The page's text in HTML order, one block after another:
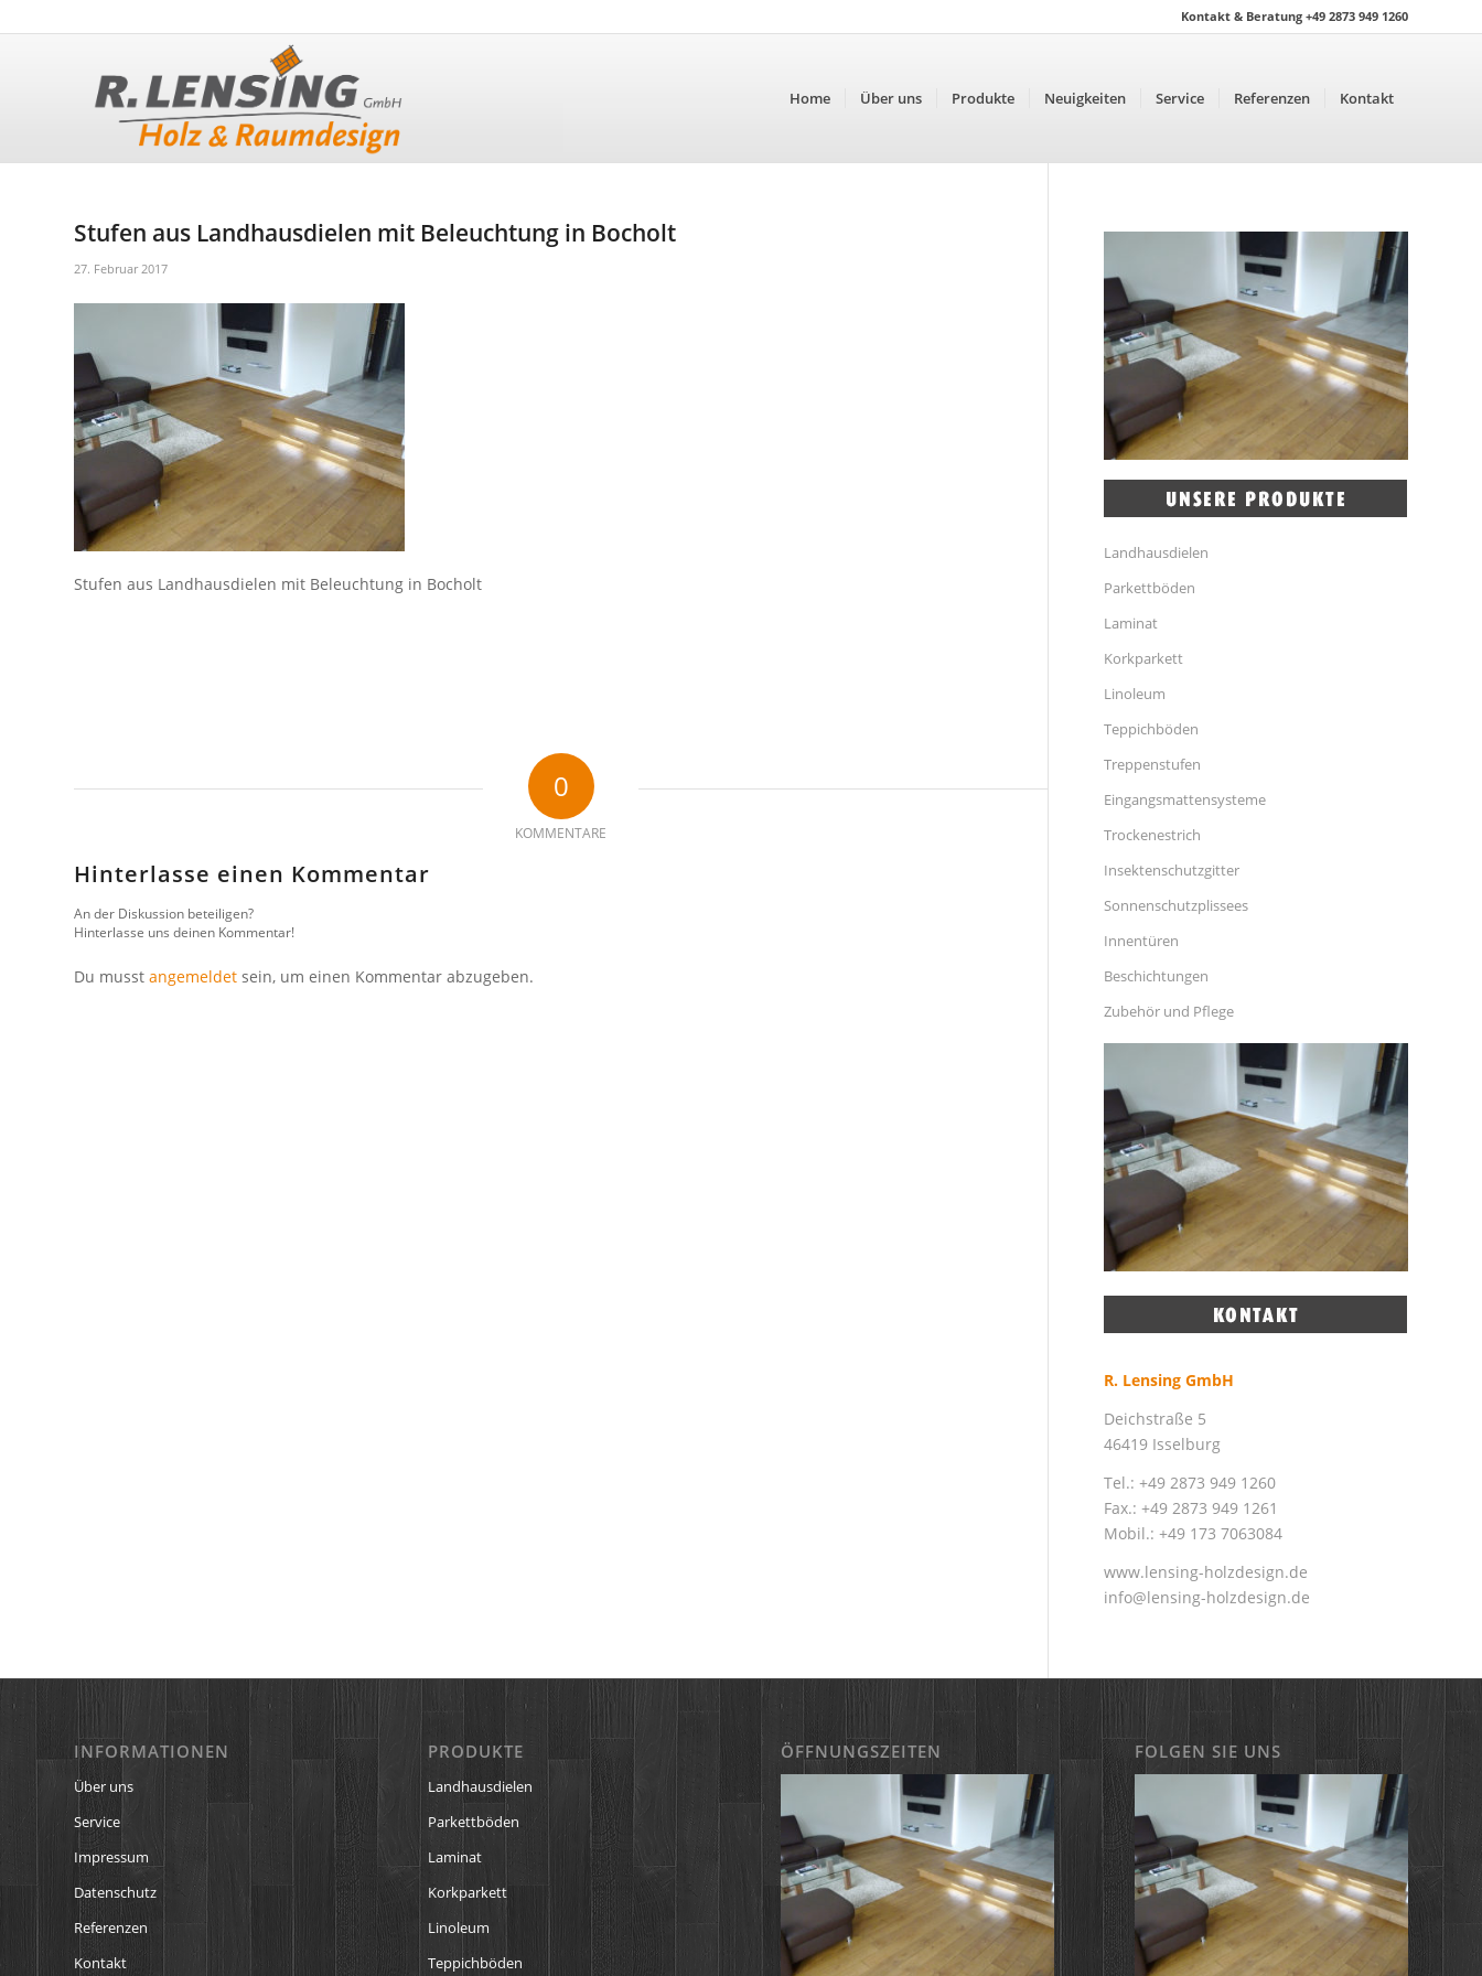
Kontakt & Beratung +49 2873 949 1260
Home Über uns Produkte Neuigkeiten Service Referenzen Kontakt
Stufen aus Landhausdielen mit Beleuchtung in Bocholt
27. Februar 2017
Stufen aus Landhausdielen mit Beleuchtung in Bocholt
0
KOMMENTARE
Hinterlasse einen Kommentar
An der Diskussion beteiligen?
Hinterlasse uns deinen Kommentar!
Du musst angemeldet sein, um einen Kommentar abzugeben.
Landhausdielen
Parkettböden
Laminat
Korkparkett
Linoleum
Teppichböden
Treppenstufen
Eingangsmattensysteme
Trockenestrich
Insektenschutzgitter
Sonnenschutzplissees
Innentüren
Beschichtungen
Zubehör und Pflege
R. Lensing GmbH
Deichstraße 5
46419 Isselburg
Tel.: +49 2873 949 1260
Fax.: +49 2873 949 1261
Mobil.: +49 173 7063084
www.lensing-holzdesign.de
info@lensing-holzdesign.de
INFORMATIONEN
Über uns
Service
Impressum
Datenschutz
Referenzen
Kontakt
PRODUKTE
Landhausdielen
Parkettböden
Laminat
Korkparkett
Linoleum
Teppichböden
ÖFFNUNGSZEITEN FOLGEN SIE UNS